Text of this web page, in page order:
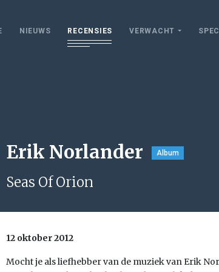
NIEUWS RECENSIES VERWACHT
Erik Norlander Album
Seas Of Orion
12 oktober 2012
Mocht je als liefhebber van de muziek van Erik